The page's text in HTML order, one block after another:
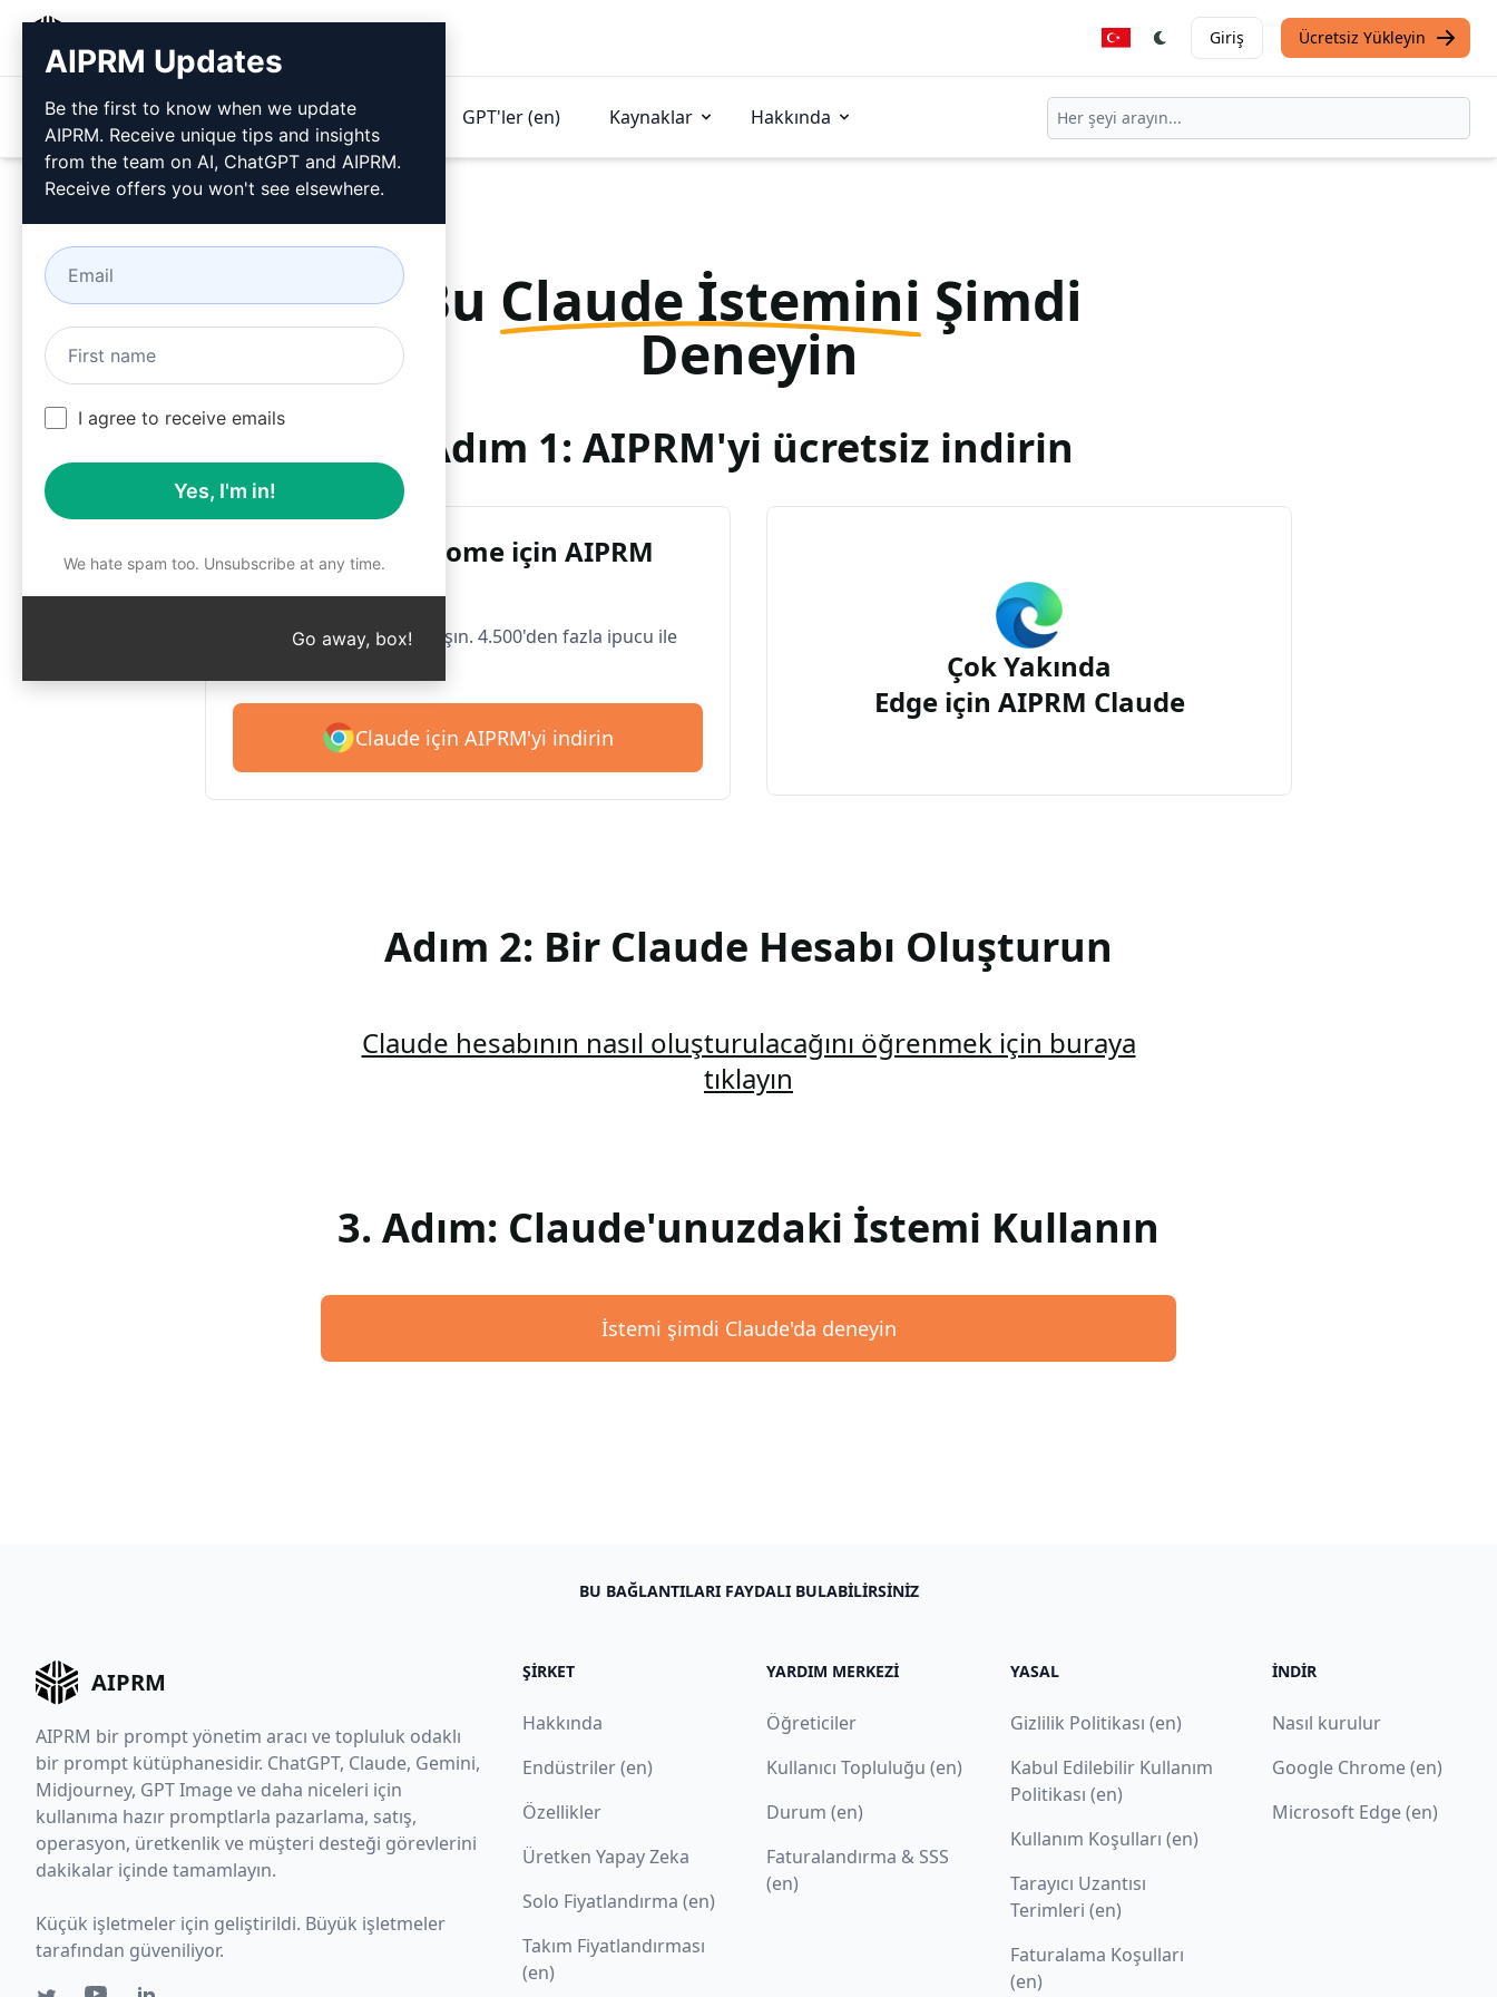
Giriş Ücretsiz Yükleyin
Ürünler Fiyatlandırma İpuçları GPT'ler (en) Kaynaklar Hakkında
Bu Claude İstemini Şimdi
Deneyin
Adım 1: AIPRM'yi ücretsiz indirin
Google Chrome için AIPRM
Claude
Claude için AIPRM ile tanışın. 4.500'den fazla ipucu ile
Claude için AIPRM'yi indirin
Çok Yakında
Edge için AIPRM Claude
Adım 2: Bir Claude Hesabı Oluşturun
Claude hesabının nasıl oluşturulacağını öğrenmek için buraya
tıklayın
3. Adım: Claude'unuzdaki İstemi Kullanın
İstemi şimdi Claude'da deneyin
BU BAĞLANTILARI FAYDALI BULABILIRSINIZ
AIPRM
AIPRM bir prompt yönetim aracı ve topluluk odaklı
bir prompt kütüphanesidir. ChatGPT, Claude, Gemini,
Midjourney, GPT Image ve daha niceleri için
kullanıma hazır promptlarla pazarlama, satış,
operasyon, üretkenlik ve müşteri desteği görevlerini
dakikalar içinde tamamlayın.
Küçük işletmeler için geliştirildi. Büyük işletmeler
tarafından güveniliyor.
ŞIRKET
Hakkında
Endüstriler (en)
Özellikler
Üretken Yapay Zeka
Solo Fiyatlandırma (en)
Takım Fiyatlandırması
(en)
YARDIM MERKEZI
Öğreticiler
Kullanıcı Topluluğu (en)
Durum (en)
Faturalandırma & SSS
(en)
YASAL
Gizlilik Politikası (en)
Kabul Edilebilir Kullanım
Politikası (en)
Kullanım Koşulları (en)
Tarayıcı Uzantısı
Terimleri (en)
Faturalama Koşulları
(en)
İNDIR
Nasıl kurulur
Google Chrome (en)
Microsoft Edge (en)
AIPRM Updates
Be the first to know when we update
AIPRM. Receive unique tips and insights
from the team on AI, ChatGPT and AIPRM.
Receive offers you won't see elsewhere.
I agree to receive emails
Yes, I'm in!
We hate spam too. Unsubscribe at any time.
Go away, box!